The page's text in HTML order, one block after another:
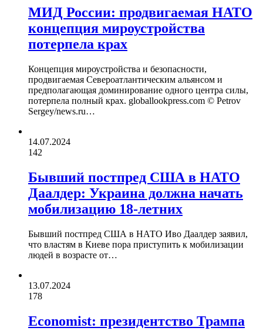
МИД России: продвигаемая НАТО
концепция мироустройства
потерпела крах
Концепция мироустройства и безопасности,
продвигаемая Североатлантическим альянсом и
предполагающая доминирование одного центра силы,
потерпела полный крах. globallookpress.com © Petrov
Sergey/news.ru…
14.07.2024
142
Бывший постпред США в НАТО
Даалдер: Украина должна начать
мобилизацию 18-летних
Бывший постпред США в НАТО Иво Даалдер заявил,
что властям в Киеве пора приступить к мобилизации
людей в возрасте от…
13.07.2024
178
Economist: президентство Трампа